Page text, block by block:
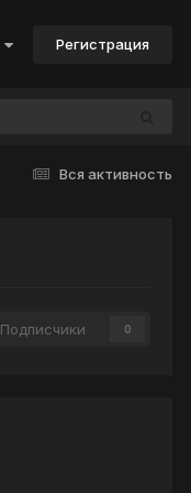
Регистрация
Вся активность
Подписчики 0